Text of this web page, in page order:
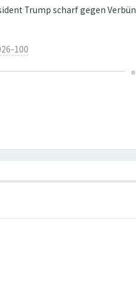
Trump scharf gegen
100